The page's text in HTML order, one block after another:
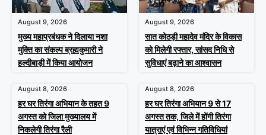
August 9, 2026
मुख्य महाप्रबंधक ने दिलाया नशा
मुक्ति का संकल्प ब्रह्मकुमारी ने
हल्दीबाड़ी में किया आयोजन
August 9, 2026
सात कोठड़ी महादेव मंदिर के विकास
को मिलेगी रफ्तार, सांसद निधि से
सुविधाएं बढ़ाने का आश्वासन
August 8, 2026
हर घर तिरंगा अभियान के तहत 9
अगस्त को जिला मुख्यालय में
निकलेगी तिरंगा रैली
August 8, 2026
हर घर तिरंगा अभियान 9 से 17
अगस्त तक, जिले में होंगी तिरंगा
यात्राएं एवं विभिन्न गतिविधियां